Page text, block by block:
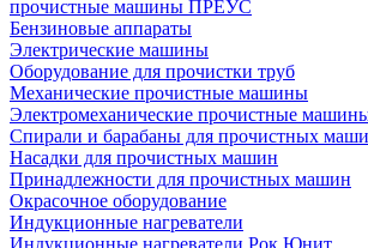
прочистные машины ПРЕУС
Бензиновые аппараты
Электрические машины
Оборудование для прочистки труб
Механические прочистные машины
Электромеханические прочистные
Спирали и барабаны для прочистных
Насадки для прочистных машин
Принадлежности для прочистных машин
Окрасочное оборудование
Индукционные нагреватели
Индукционные нагреватели Рок Юнит